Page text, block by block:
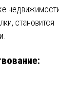
становится